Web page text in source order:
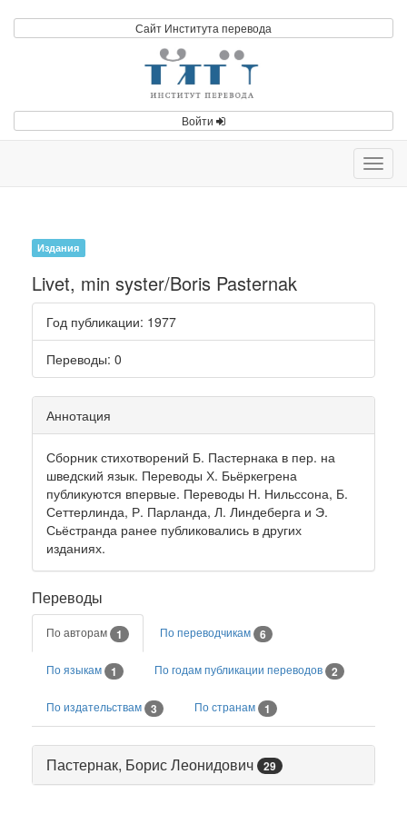
Сайт Института перевода
Войти
Издания
Livet, min syster/Boris Pasternak
Год публикации: 1977
Переводы: 0
Аннотация
Сборник стихотворений Б. Пастернака в пер. на
шведский язык. Переводы Х. Бьёркегрена
публикуются впервые. Переводы Н. Нильссона, Б.
Сеттерлинда, Р. Парланда, Л. Линдеберга и Э.
Сьёстранда ранее публиковались в других
изданиях.
Переводы
По авторам 1 По переводчикам 6
По языкам 1 По годам публикации переводов 2
По издательствам 3 По странам 1
Пастернак, Борис Леонидович 29